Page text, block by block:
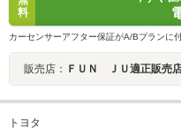
料
カーセンサーアフター保証がA/Bプランに
販売店： ＦＵＮ ＪＵ適正販売
トヨタ